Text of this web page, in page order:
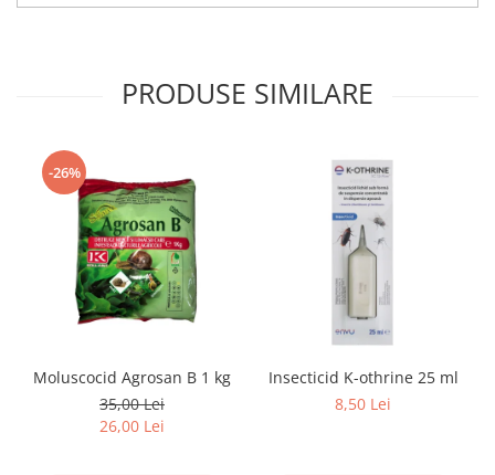
PRODUSE SIMILARE
-26%
Moluscocid Agrosan B 1 kg
35,00 Lei
26,00 Lei
Insecticid K-othrine 25 ml
8,50 Lei